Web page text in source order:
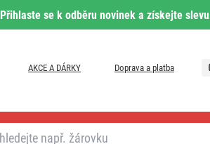
Přihlaste se k odběru novinek a získejte slevu
AKCE A DÁRKY Doprava a platba